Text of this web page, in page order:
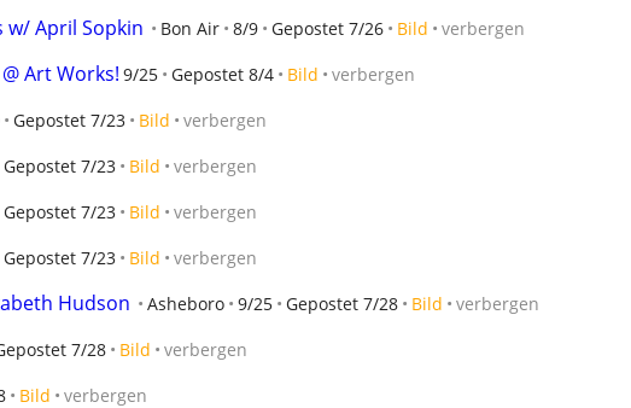
w/ April Sopkin Bon Air 8/9 Gepostet 7/26 Bild verbergen
Art Works! 9/25 Gepostet 8/4 Bild verbergen
Gepostet 7/23 Bild verbergen
Gepostet 7/23 Bild verbergen
Gepostet 7/23 Bild verbergen
Gepostet 7/23 Bild verbergen
Hudson Asheboro 9/25 Gepostet 7/28 Bild verbergen
7/28 Bild verbergen
Bild verbergen